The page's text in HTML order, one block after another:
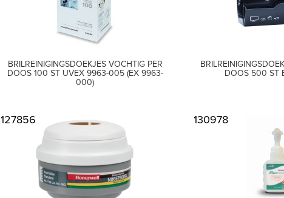
BRILREINIGINGSDOEKJES VOCHTIG PER
DOOS 100 ST UVEX 9963-005 (EX 9963-
000)
DOOS 500 ST
127856 130978